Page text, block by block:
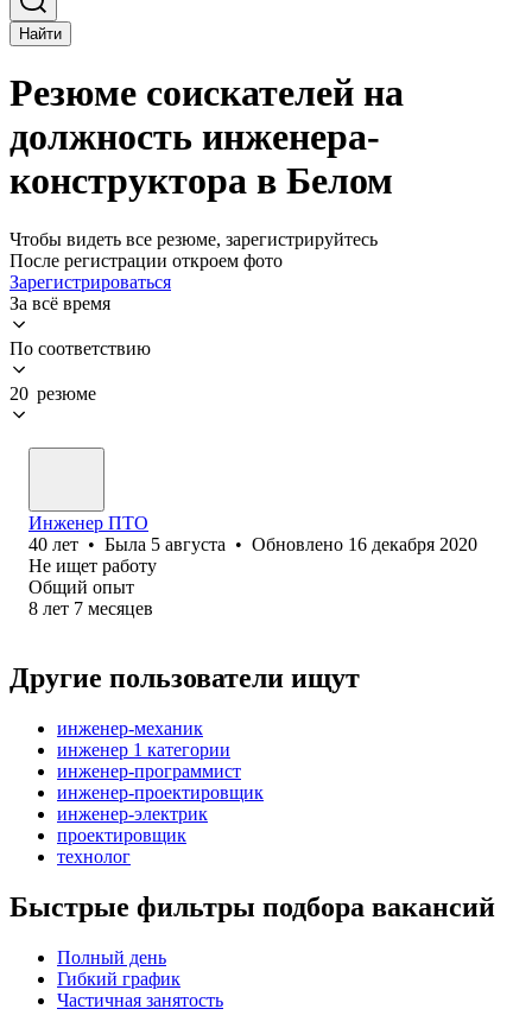
Найти
Резюме соискателей на
должность инженера-
конструктора в Белом
Чтобы видеть все резюме, зарегистрируйтесь
После регистрации откроем фото
Зарегистрироваться
За всё время
По соответствию
20 резюме
Инженер ПТО
40 лет • Была 5 августа • Обновлено 16 декабря 2020
Не ищет работу
Общий опыт
8 лет 7 месяцев
Другие пользователи ищут
инженер-механик
инженер 1 категории
инженер-программист
инженер-проектировщик
инженер-электрик
проектировщик
технолог
Быстрые фильтры подбора вакансий
Полный день
Гибкий график
Частичная занятость